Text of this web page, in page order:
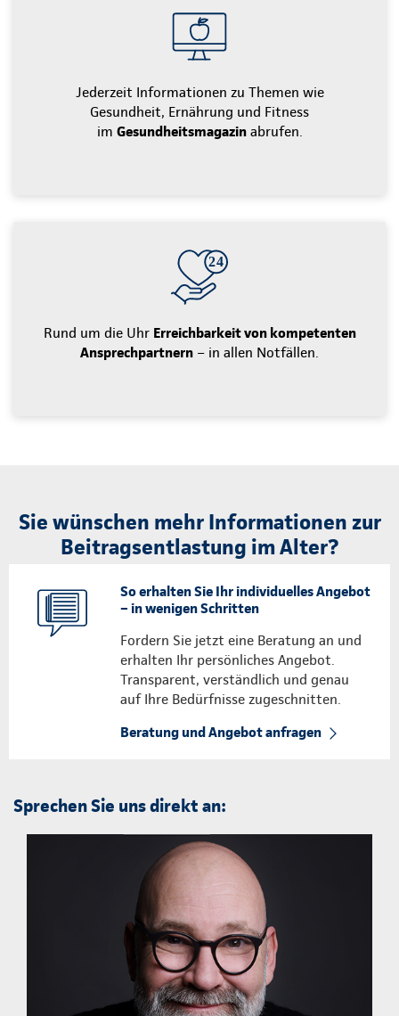
Jederzeit Informationen zu Themen wie
Gesundheit, Ernährung und Fitness
im Gesundheitsmagazinabrufen.
Rund um die Uhr Erreichbarkeit von kompetenten
Ansprechpartnern – in allen Notfällen.
Sie wünschen mehr Informationen zur
Beitragsentlastung im Alter?
So erhalten Sie Ihr individuelles Angebot
– in wenigen Schritten
Fordern Sie jetzt eine Beratung an und
erhalten Ihr persönliches Angebot.
Transparent, verständlich und genau
auf Ihre Bedürfnisse zugeschnitten.
Beratung und Angebot anfragen
Sprechen Sie uns direkt an: